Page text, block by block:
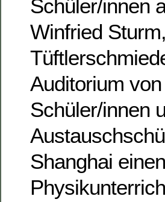
Schüler/innen
Winfried
Auditorium
Schüler/innen
Shanghai